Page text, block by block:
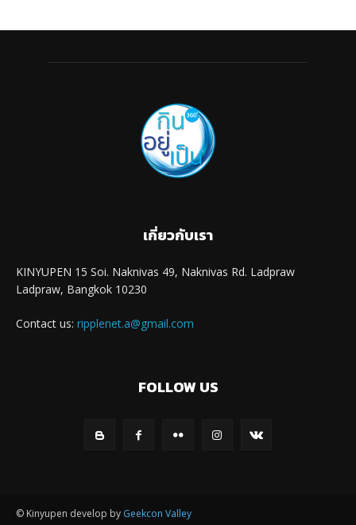
เกี่ยวกับเรา
KINYUPEN 15 Soi. Naknivas 49, Naknivas Rd. Ladpraw
Ladpraw, Bangkok 10230
Contact us: ripplenet.a@gmail.com
FOLLOW US
© Kinyupen develop by Geekcon Valley